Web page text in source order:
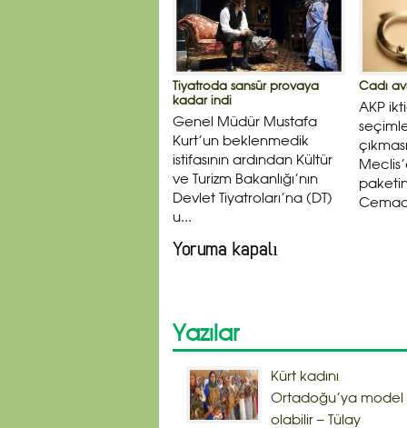
Tiyatroda sansür provaya
kadar indi
Genel Müdür Mustafa
Kurt’un beklenmedik
istifasının ardından Kültür
ve Turizm Bakanlığı’nın
Devlet Tiyatroları’na (DT)
u...
Cadı
AKP
Yoruma kapalı
Yazılar
Kürt kadını
Ortadoğu’ya model
olabilir – Tülay